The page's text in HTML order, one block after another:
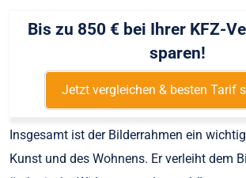
Bis zu 850 € bei Ihrer KFZ-
sparen!
Jetzt vergleichen & besten Tarif
Insgesamt ist der Bilderrahmen ein
Kunst und des Wohnens. Er verleiht dem